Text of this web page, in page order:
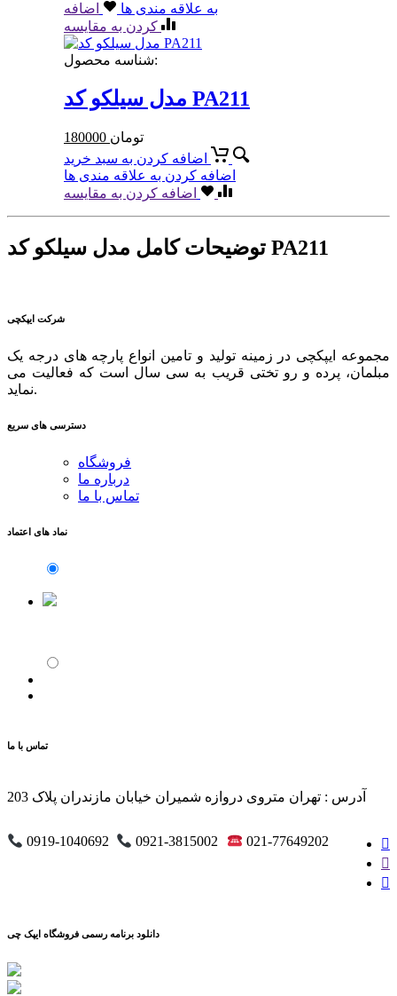
به علاقه مندی ها
اضافه
کردن به مقایسه
شناسه محصول:
مدل سیلکو کد PA211
180000 تومان
اضافه کردن به سبد خرید
اضافه کردن به علاقه مندی ها
اضافه کردن به مقایسه
توضیحات کامل مدل سیلکو کد PA211
شرکت ایپکچی
مجموعه ایپکچی در زمینه تولید و تامین انواع پارچه های درجه یک
مبلمان، پرده و رو تختی قریب به سی سال است که فعالیت می
نماید.
دسترسی های سریع
فروشگاه
درباره ما
تماس با ما
نماد های اعتماد
تماس با ما
آدرس : تهران متروی دروازه شمیران خیابان مازندران پلاک 203
0919-1040692 0921-3815002 021-77649202
دانلود برنامه رسمی فروشگاه ایپک چی